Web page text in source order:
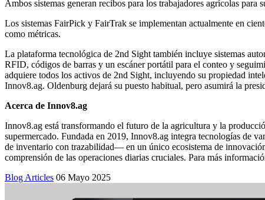
Ambos sistemas generan recibos para los trabajadores agrícolas
Los sistemas FairPick y FairTrak se implementan actualmente en
como métricas.
La plataforma tecnológica de 2nd Sight también incluye sistemas
RFID, códigos de barras y un escáner portátil para el conteo y
adquiere todos los activos de 2nd Sight, incluyendo su propiedad
Innov8.ag. Oldenburg dejará su puesto habitual, pero asumirá la
Acerca de Innov8.ag
Innov8.ag está transformando el futuro de la agricultura y la
supermercado. Fundada en 2019, Innov8.ag integra tecnologías de
de inventario con trazabilidad— en un único ecosistema de
comprensión de las operaciones diarias cruciales. Para más
Blog Articles 06 Mayo 2025